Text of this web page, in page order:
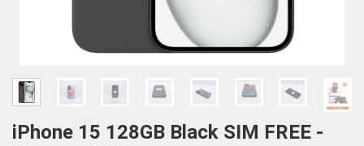
iPhone 15 128GB Black SIM FREE -